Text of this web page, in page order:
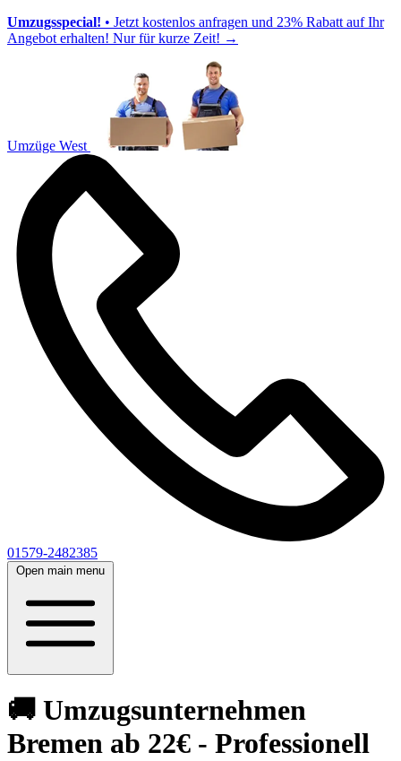
Umzugsspecial! • Jetzt kostenlos anfragen und 23% Rabatt auf Ihr
Angebot erhalten! Nur für kurze Zeit! →
Umzüge West
01579-2482385
Open main menu
🚚 Umzugsunternehmen
Bremen ab 22€ - Professionell